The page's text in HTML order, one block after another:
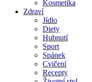
Kosmetika
Zdraví
Jídlo
Diety
Hubnutí
Sport
Spánek
Cvičení
Recepty